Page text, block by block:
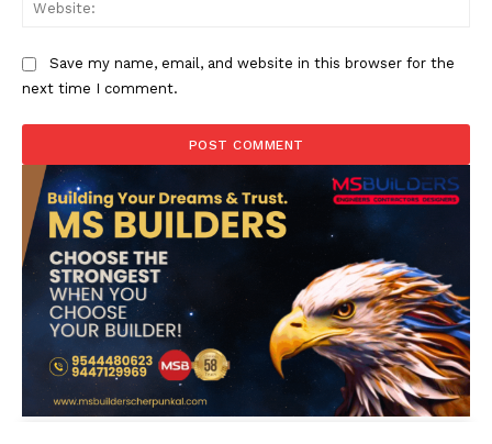
Save my name, email, and website in this browser for the
next time I comment.